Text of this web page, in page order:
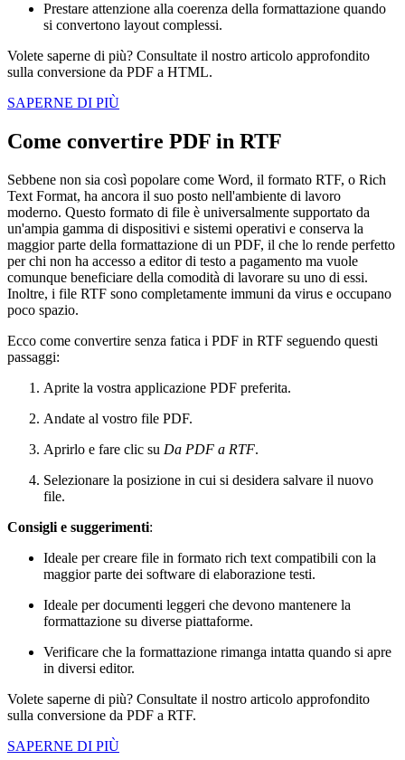
Prestare attenzione alla coerenza della formattazione quando
si convertono layout complessi.
Volete saperne di più? Consultate il nostro articolo approfondito
sulla conversione da PDF a HTML.
SAPERNE DI PIÙ
Come convertire PDF in RTF
Sebbene non sia così popolare come Word, il formato RTF, o Rich
Text Format, ha ancora il suo posto nell'ambiente di lavoro
moderno. Questo formato di file è universalmente supportato da
un'ampia gamma di dispositivi e sistemi operativi e conserva la
maggior parte della formattazione di un PDF, il che lo rende perfetto
per chi non ha accesso a editor di testo a pagamento ma vuole
comunque beneficiare della comodità di lavorare su uno di essi.
Inoltre, i file RTF sono completamente immuni da virus e occupano
poco spazio.
Ecco come convertire senza fatica i PDF in RTF seguendo questi
passaggi:
Aprite la vostra applicazione PDF preferita.
Andate al vostro file PDF.
Aprirlo e fare clic su Da PDF a RTF.
Selezionare la posizione in cui si desidera salvare il nuovo
file.
Consigli e suggerimenti:
Ideale per creare file in formato rich text compatibili con la
maggior parte dei software di elaborazione testi.
Ideale per documenti leggeri che devono mantenere la
formattazione su diverse piattaforme.
Verificare che la formattazione rimanga intatta quando si apre
in diversi editor.
Volete saperne di più? Consultate il nostro articolo approfondito
sulla conversione da PDF a RTF.
SAPERNE DI PIÙ